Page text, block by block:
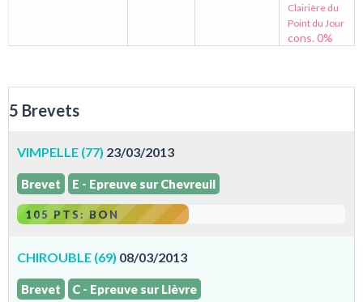
Clairière du
Point du Jour
cons. 0%
5 Brevets
VIMPELLE (77) 23/03/2013
Brevet E - Epreuve sur Chevreuil
105 PTS: BON
CHIROUBLE (69) 08/03/2013
Brevet C - Epreuve sur Lièvre